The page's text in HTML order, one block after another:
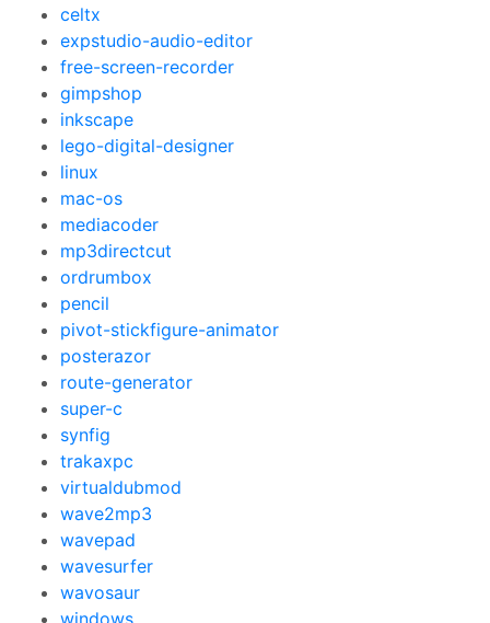
celtx
expstudio-audio-editor
free-screen-recorder
gimpshop
inkscape
lego-digital-designer
linux
mac-os
mediacoder
mp3directcut
ordrumbox
pencil
pivot-stickfigure-animator
posterazor
route-generator
super-c
synfig
trakaxpc
virtualdubmod
wave2mp3
wavepad
wavesurfer
wavosaur
windows